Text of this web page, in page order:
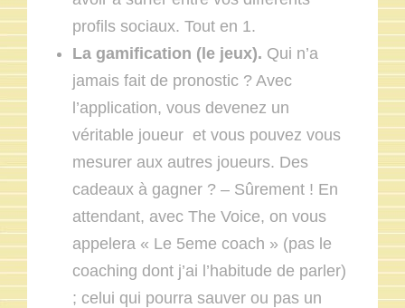
profils sociaux. Tout en 1.
La gamification (le jeux). Qui n’a
jamais fait de pronostic ? Avec
l’application, vous devenez un
véritable joueur et vous pouvez vous
mesurer aux autres joueurs. Des
cadeaux à gagner ? – Sûrement ! En
attendant, avec The Voice, on vous
appelera « Le 5eme coach » (pas le
coaching dont j’ai l’habitude de parler)
; celui qui pourra sauver ou pas un